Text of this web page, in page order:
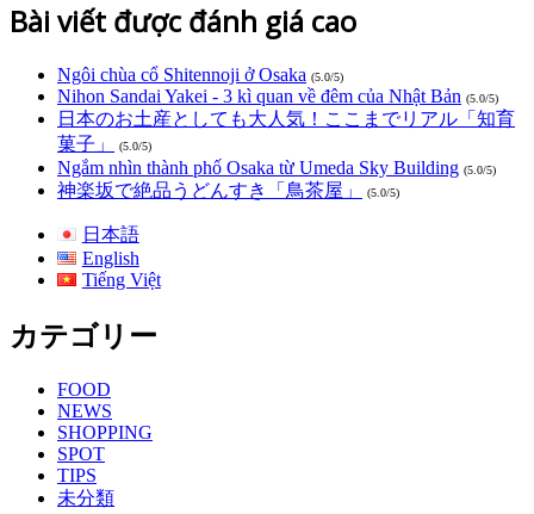
Bài viết được đánh giá cao
Ngôi chùa cổ Shitennoji ở Osaka (5.0/5)
Nihon Sandai Yakei - 3 kì quan về đêm của Nhật Bản (5.0/5)
日本のお土産としても大人気！ここまでリアル「知育
菓子」
(5.0/5)
Ngắm nhìn thành phố Osaka từ Umeda Sky Building (5.0/5)
神楽坂で絶品うどんすき「鳥茶屋」 (5.0/5)
日本語
English
Tiếng Việt
カテゴリー
FOOD
NEWS
SHOPPING
SPOT
TIPS
未分類